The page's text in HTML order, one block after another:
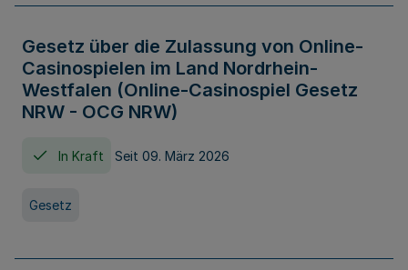
Gesetz über die Zulassung von Online-
Casinospielen im Land Nordrhein-
Westfalen (Online-Casinospiel Gesetz
NRW - OCG NRW)
In Kraft Seit 09. März 2026
Gesetz